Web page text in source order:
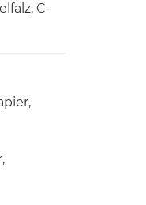
C-